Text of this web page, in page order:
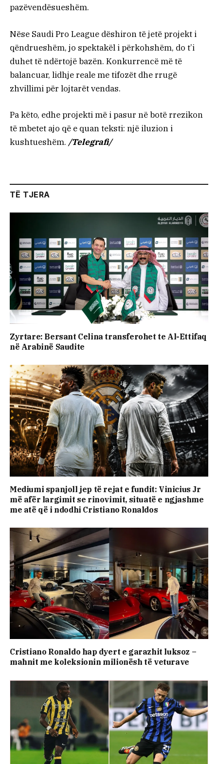
pazëvendësueshëm.
Nëse Saudi Pro League dëshiron të jetë projekt i
qëndrueshëm, jo spektakël i përkohshëm, do t’i
duhet të ndërtojë bazën. Konkurrencë më të
balancuar, lidhje reale me tifozët dhe rrugë
zhvillimi për lojtarët vendas.
Pa këto, edhe projekti më i pasur në botë rrezikon
të mbetet ajo që e quan teksti: një iluzion i
kushtueshëm. /Telegrafi/
TË TJERA
Zyrtare: Bersant Celina transferohet te Al-Ettifaq
në Arabinë Saudite
Mediumi spanjoll jep të rejat e fundit: Vinicius Jr
më afër largimit se rinovimit, situatë e ngjashme
me atë që i ndodhi Cristiano Ronaldos
Cristiano Ronaldo hap dyert e garazhit luksoz –
mahnit me koleksionin milionësh të veturave